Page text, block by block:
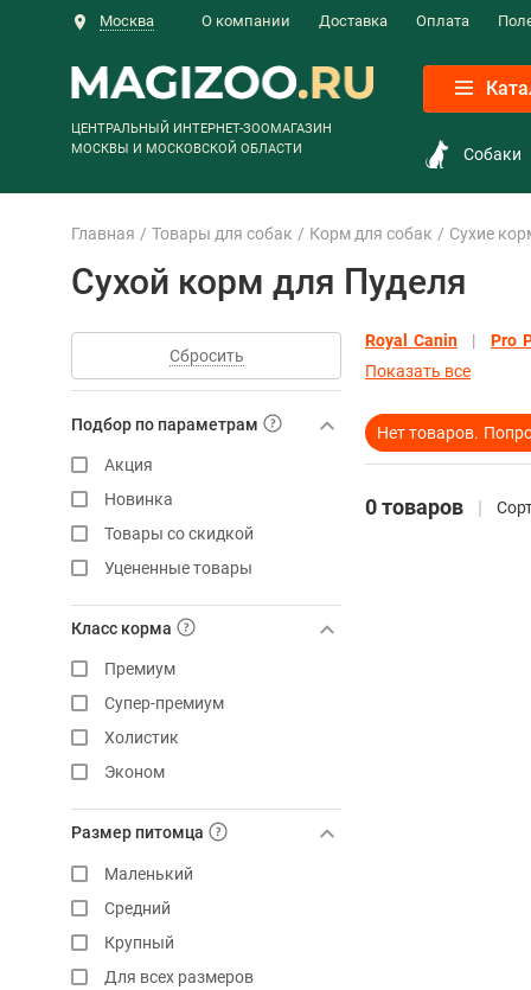
Москва О компании Доставка Оплата
ЦЕНТРАЛЬНЫЙ ИНТЕРНЕТ-ЗООМАГАЗИН
МОСКВЫ И МОСКОВСКОЙ ОБЛАСТИ
Собаки
Главная Товары для собак Корм для собак Сухие
Сухой корм для Пуделя
Сбросить
Подбор по параметрам
Акция
Новинка
Товары со скидкой
Уцененные товары
Класс корма
Премиум
Супер-премиум
Холистик
Эконом
Размер питомца
Маленький
Средний
Крупный
Для всех размеров
Royal Canin Pro
Показать все
Нет товаров.
0 товаров